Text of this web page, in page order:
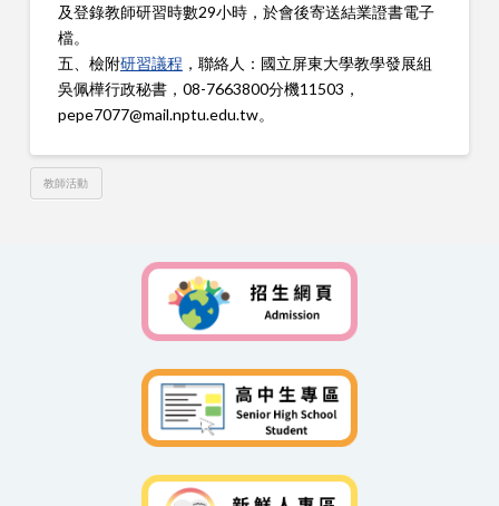
及登錄教師研習時數29小時，於會後寄送結業證書電子
檔。
五、檢附研習議程 ，聯絡人：國立屏東大學教學發展組
吳佩樺行政秘書，08-7663800分機11503，
pepe7077@mail.nptu.edu.tw。
教師活動